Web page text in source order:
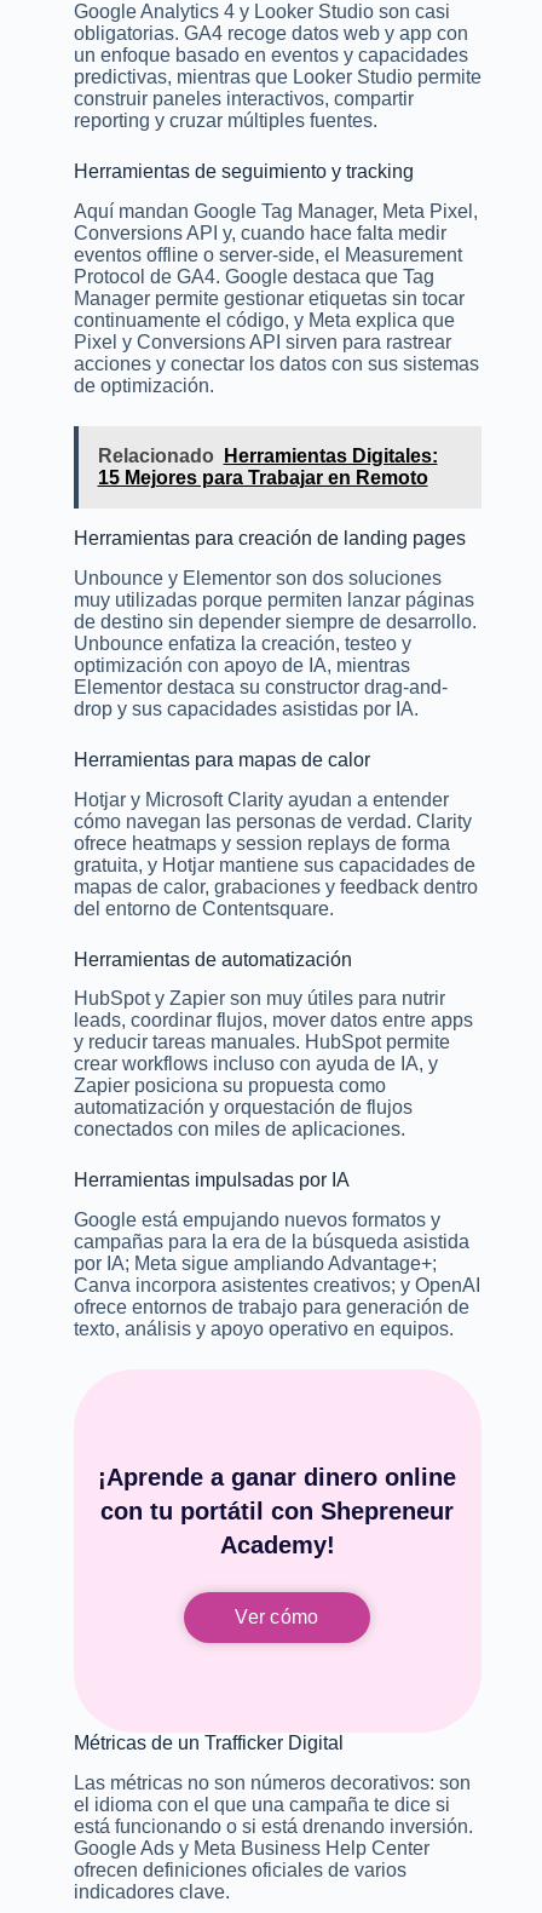
Google Analytics 4 y Looker Studio son casi
obligatorias. GA4 recoge datos web y app con
un enfoque basado en eventos y capacidades
predictivas, mientras que Looker Studio permite
construir paneles interactivos, compartir
reporting y cruzar múltiples fuentes.
Herramientas de seguimiento y tracking
Aquí mandan Google Tag Manager, Meta Pixel,
Conversions API y, cuando hace falta medir
eventos offline o server-side, el Measurement
Protocol de GA4. Google destaca que Tag
Manager permite gestionar etiquetas sin tocar
continuamente el código, y Meta explica que
Pixel y Conversions API sirven para rastrear
acciones y conectar los datos con sus sistemas
de optimización.
Relacionado
Herramientas Digitales:
15 Mejores para Trabajar en Remoto
Herramientas para creación de landing pages
Unbounce y Elementor son dos soluciones
muy utilizadas porque permiten lanzar páginas
de destino sin depender siempre de desarrollo.
Unbounce enfatiza la creación, testeo y
optimización con apoyo de IA, mientras
Elementor destaca su constructor drag-and-
drop y sus capacidades asistidas por IA.
Herramientas para mapas de calor
Hotjar y Microsoft Clarity ayudan a entender
cómo navegan las personas de verdad. Clarity
ofrece heatmaps y session replays de forma
gratuita, y Hotjar mantiene sus capacidades de
mapas de calor, grabaciones y feedback dentro
del entorno de Contentsquare.
Herramientas de automatización
HubSpot y Zapier son muy útiles para nutrir
leads, coordinar flujos, mover datos entre apps
y reducir tareas manuales. HubSpot permite
crear workflows incluso con ayuda de IA, y
Zapier posiciona su propuesta como
automatización y orquestación de flujos
conectados con miles de aplicaciones.
Herramientas impulsadas por IA
Google está empujando nuevos formatos y
campañas para la era de la búsqueda asistida
por IA; Meta sigue ampliando Advantage+;
Canva incorpora asistentes creativos; y OpenAI
ofrece entornos de trabajo para generación de
texto, análisis y apoyo operativo en equipos.
¡Aprende a ganar dinero online
con tu portátil con Shepreneur
Academy!
Ver cómo
Métricas de un Trafficker Digital
Las métricas no son números decorativos: son
el idioma con el que una campaña te dice si
está funcionando o si está drenando inversión.
Google Ads y Meta Business Help Center
ofrecen definiciones oficiales de varios
indicadores clave.